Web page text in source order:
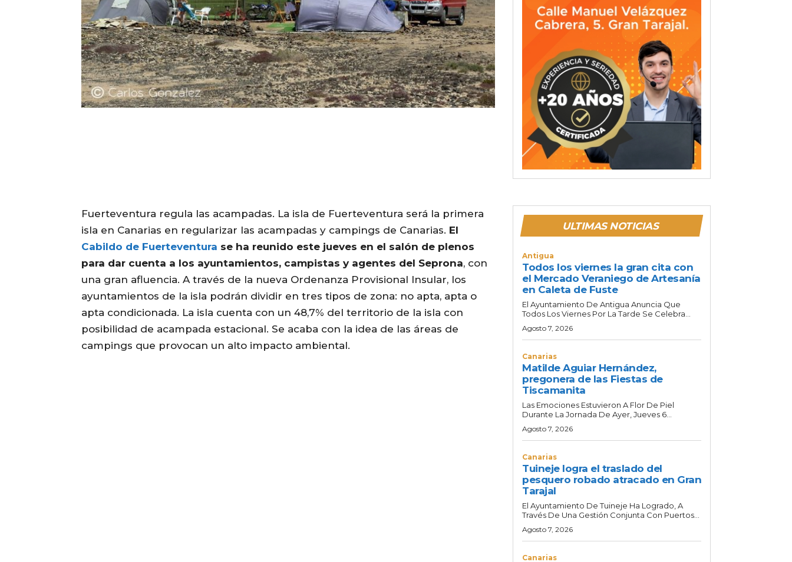
Fuerteventura regula las acampadas. La isla de Fuerteventura será la primera
isla en Canarias en regularizar las acampadas y campings de Canarias. El
Cabildo de Fuerteventura se ha reunido este jueves en el salón de plenos
para dar cuenta a los ayuntamientos, campistas y agentes del Seprona, con
una gran afluencia. A través de la nueva Ordenanza Provisional Insular, los
ayuntamientos de la isla podrán dividir en tres tipos de zona: no apta, apta o
apta condicionada. La isla cuenta con un 48,7% del territorio de la isla con
posibilidad de acampada estacional. Se acaba con la idea de las áreas de
campings que provocan un alto impacto ambiental.
ULTIMAS NOTICIAS
Antigua
Todos los viernes la gran cita con
el Mercado Veraniego de Artesanía
en Caleta de Fuste
El Ayuntamiento De Antigua Anuncia Que
Todos Los Viernes Por La Tarde Se Celebra...
Agosto 7, 2026
Canarias
Matilde Aguiar Hernández,
pregonera de las Fiestas de
Tiscamanita
Las Emociones Estuvieron A Flor De Piel
Durante La Jornada De Ayer, Jueves 6...
Agosto 7, 2026
Canarias
Tuineje logra el traslado del
pesquero robado atracado en Gran
Tarajal
El Ayuntamiento De Tuineje Ha Logrado, A
Través De Una Gestión Conjunta Con Puertos...
Agosto 7, 2026
Canarias